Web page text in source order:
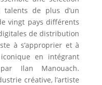
de plus d’un
vingt pays différents
de distribution
à s’approprier et à
en intégrant
Ilan Manouach.
créative, l’artiste